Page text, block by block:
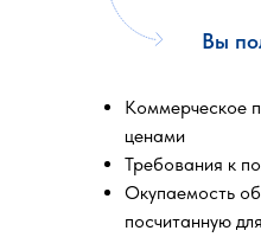
Вы
Коммерческое
ценами
Требования к
Окупаемость
посчитанную